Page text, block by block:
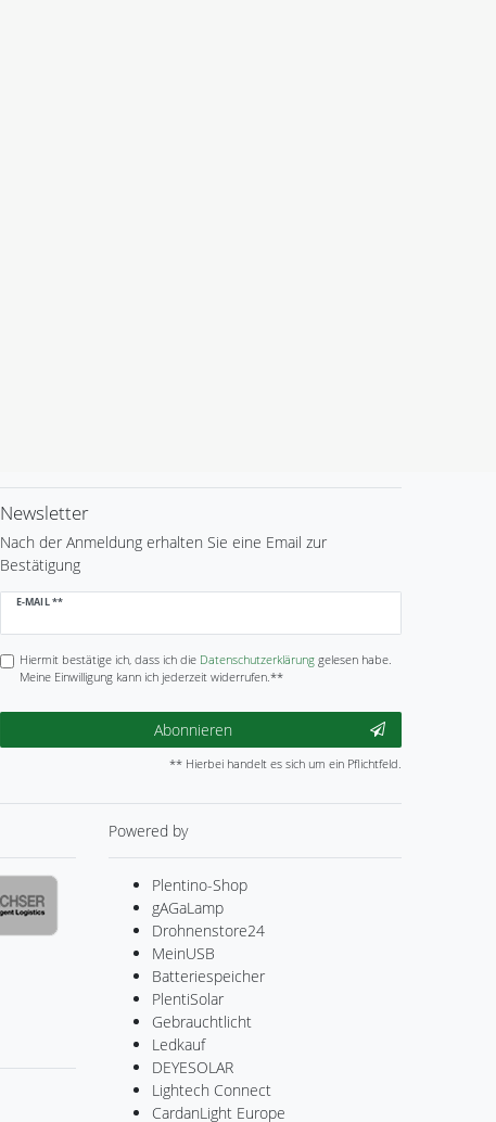
Newsletter
Nach der Anmeldung erhalten Sie eine Email zur
Bestätigung
E-MAIL **
Newsletter
Hiermit bestätige ich, dass ich die Daten­schutz­erklärunggelesen habe.
Meine Einwilligung kann ich jederzeit widerrufen.**
Abonnieren
** Hierbei handelt es sich um ein Pflichtfeld.
Powered by
Plentino-Shop
gAGaLamp
Drohnenstore24
MeinUSB
Batteriespeicher
PlentiSolar
Gebrauchtlicht
Ledkauf
DEYESOLAR
Lightech Connect
CardanLight Europe